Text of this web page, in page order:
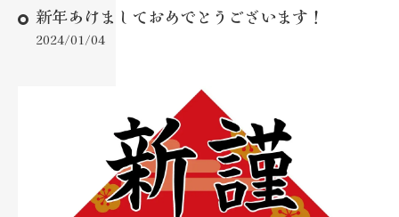
新年あけましておめでとうございます！
2024/01/04